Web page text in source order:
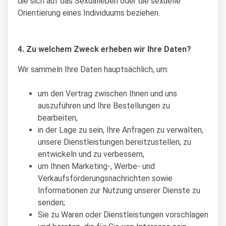
Orientierung eines Individuums beziehen.
4. Zu welchem Zweck erheben wir Ihre Daten?
Wir sammeln Ihre Daten hauptsächlich, um:
um den Vertrag zwischen Ihnen und uns
auszuführen und Ihre Bestellungen zu
bearbeiten,
in der Lage zu sein, Ihre Anfragen zu verwalten,
unsere Dienstleistungen bereitzustellen, zu
entwickeln und zu verbessern,
um Ihnen Marketing-, Werbe- und
Verkaufsförderungsnachrichten sowie
Informationen zur Nutzung unserer Dienste zu
senden;
Sie zu Waren oder Dienstleistungen vorschlagen